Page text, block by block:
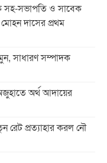
সহ-সভাপতি ও সাবেক
দাসের প্রথম
সাধারণ সম্পাদক
অর্থ আদায়ের
রেট প্রত্যাহার করল নৌ